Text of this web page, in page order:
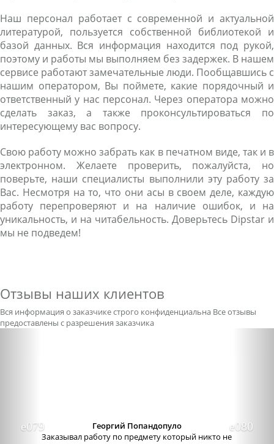
Наш персонал работает с современной и актуальной
литературой, пользуется собственной библиотекой и
базой данных. Вся информация находится под рукой,
поэтому и работы мы выполняем без задержек. В нашем
сервисе работают замечательные люди. Пообщавшись с
нашим оператором, Вы поймете, какие порядочный и
ответственный у нас персонал. Через оператора можно
сделать заказ, а также проконсультироваться по
интересующему вас вопросу.
Свою работу можно забрать как в печатном виде, так и в
электронном. Желаете проверить, пожалуйста, но
поверьте, наши специалисты выполнили эту работу за
Вас. Несмотря на то, что они асы в своем деле, каждую
работу перепроверяют и на наличие ошибок, и на
уникальность, и на читабельность. Доверьтесь Dipstar и
мы не подведем!
Отзывы наших клиентов
Вся информация о заказчике строго конфиденциальна Все отзывы
предоставлены с разрешения заказчика
Георгий Попандопуло
Заказывал работу по предмету который никто не